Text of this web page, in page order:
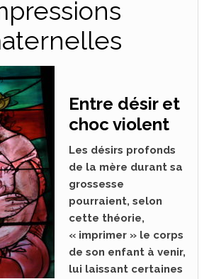
Entre désir et
choc violent
Les désirs profonds
de la mère durant sa
grossesse
pourraient, selon
cette théorie,
« imprimer » le corps
de son enfant à venir,
lui laissant certaines